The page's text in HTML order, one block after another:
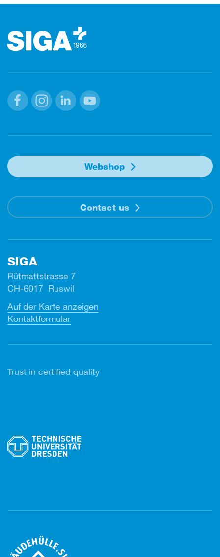
Webshop
Contact us
SIGA
Rütmattstrasse 7
CH-6017 Ruswil
Auf der Karte anzeigen
Kontaktformular
Trust in certified quality